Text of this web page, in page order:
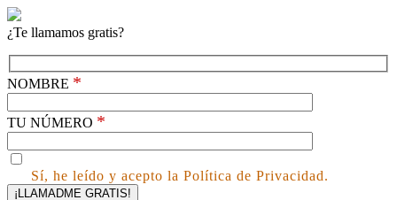
¿Te llamamos gratis?
NOMBRE *
TU NÚMERO *
Sí, he leído y acepto la Política de Privacidad.